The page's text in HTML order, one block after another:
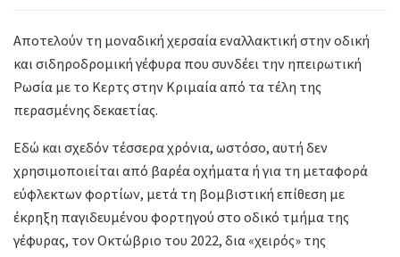
Αποτελούν τη μοναδική χερσαία εναλλακτική στην οδική
και σιδηροδρομική γέφυρα που συνδέει την ηπειρωτική
Ρωσία με το Κερτς στην Κριμαία από τα τέλη της
περασμένης δεκαετίας.
Εδώ και σχεδόν τέσσερα χρόνια, ωστόσο, αυτή δεν
χρησιμοποιείται από βαρέα οχήματα ή για τη μεταφορά
εύφλεκτων φορτίων, μετά τη βομβιστική επίθεση με
έκρηξη παγιδευμένου φορτηγού στο οδικό τμήμα της
γέφυρας, τον Οκτώβριο του 2022, δια «χειρός» της